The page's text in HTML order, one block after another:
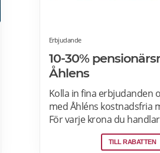
Erbjudande
10-30%
Åhlens
Kolla in fina erbjudanden
med Åhléns kostnadsfria
För varje krona du
bonuspoäng. Och för varje
får du 25 kronor i bonus.
TILL RABATTEN